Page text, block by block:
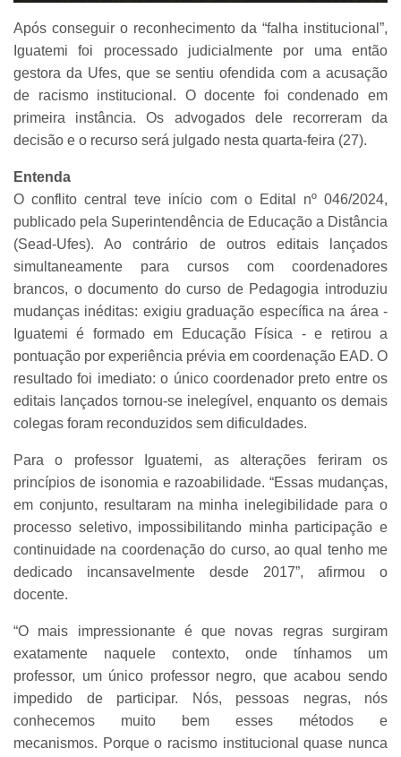
Após conseguir o reconhecimento da “falha institucional”,
Iguatemi foi processado judicialmente por uma então
gestora da Ufes, que se sentiu ofendida com a acusação
de racismo institucional. O docente foi condenado em
primeira instância. Os advogados dele recorreram da
decisão e o recurso será julgado nesta quarta-feira (27).
Entenda
O conflito central teve início com o Edital nº 046/2024,
publicado pela Superintendência de Educação a Distância
(Sead-Ufes). Ao contrário de outros editais lançados
simultaneamente para cursos com coordenadores
brancos, o documento do curso de Pedagogia introduziu
mudanças inéditas: exigiu graduação específica na área -
Iguatemi é formado em Educação Física - e retirou a
pontuação por experiência prévia em coordenação EAD. O
resultado foi imediato: o único coordenador preto entre os
editais lançados tornou-se inelegível, enquanto os demais
colegas foram reconduzidos sem dificuldades.
Para o professor Iguatemi, as alterações feriram os
princípios de isonomia e razoabilidade. “Essas mudanças,
em conjunto, resultaram na minha inelegibilidade para o
processo seletivo, impossibilitando minha participação e
continuidade na coordenação do curso, ao qual tenho me
dedicado incansavelmente desde 2017”, afirmou o
docente.
“O mais impressionante é que novas regras surgiram
exatamente naquele contexto, onde tínhamos um
professor, um único professor negro, que acabou sendo
impedido de participar. Nós, pessoas negras, nós
conhecemos muito bem esses métodos e
mecanismos. Porque o racismo institucional quase nunca